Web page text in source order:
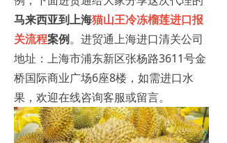
马来西亚到上海猫山王冷冻榴莲进口报
关流程案例。进贸通上海进口清关公司
地址：上海市浦东新区张杨路3611号金
桥国际商业广场6座8楼，如需进口水
果，欢迎在线咨询客服或留言。